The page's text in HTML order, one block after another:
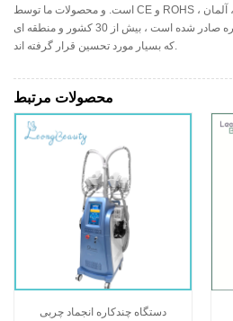
است. و محصولات ما توسط CE و ROHS تأیید شده است و به انگلستان ، آلمان ،
ایالات متحده ، استرالیا ، ژاپن و غیره صادر شده است ، بیش از 30 کشور و منطقه ای
محصولات مرتبط
دستگاه چندکاره انجماد چربی